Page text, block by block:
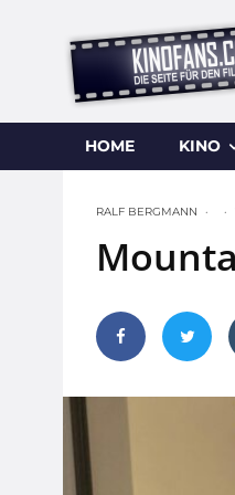
HOME KINO
RALF BERGMANN · ·